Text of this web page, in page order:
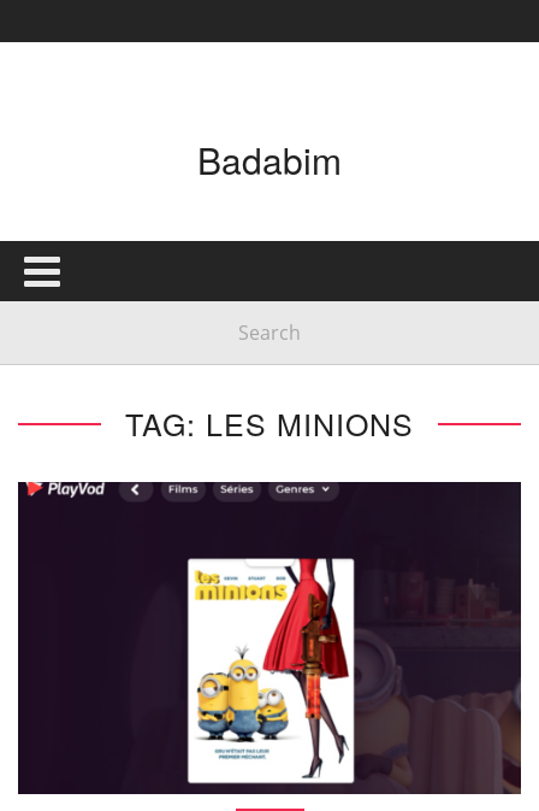
Badabim
TAG: LES MINIONS